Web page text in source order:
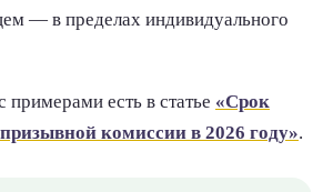
— в пределах индивидуального
есть в статье «Срок
комиссии в 2026 году».